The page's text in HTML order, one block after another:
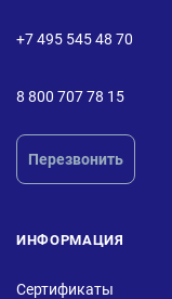
+7 495 545 48 70
8 800 707 78 15
Перезвонить
ИНФОРМАЦИЯ
Сертификаты